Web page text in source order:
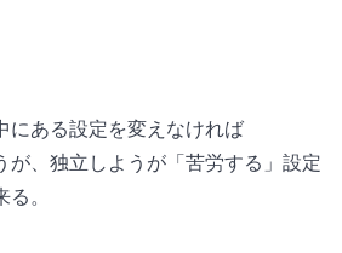
にある設定を変えなければ
が、独立しようが「苦労する」設定
。